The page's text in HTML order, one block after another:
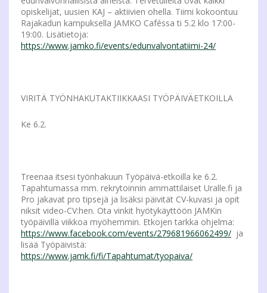
opiskelijat, uusien KAJ – aktiivien ohella. Tiimi kokoontuu
Rajakadun kampuksella JAMKO Caféssa ti 5.2 klo 17:00-
19:00. Lisätietoja:
https://www.jamko.fi/events/edunvalvontatiimi-24/
VIRITÄ TYÖNHAKUTAKTIIKKAASI TYÖPÄIVÄETKOILLA
Ke 6.2.
Treenaa itsesi työnhakuun Työpäivä-etkoilla ke 6.2.
Tapahtumassa mm. rekrytoinnin ammattilaiset Uralle.fi ja
Pro jakavat pro tipsejä ja lisäksi päivität CV-kuvasi ja opit
niksit video-CV:hen. Ota vinkit hyötykäyttöön JAMKin
työpäivillä viikkoa myöhemmin. Etkojen tarkka ohjelma:
https://www.facebook.com/events/279681966062499/ ja
lisää Työpäivistä:
https://www.jamk.fi/fi/Tapahtumat/tyopaiva/